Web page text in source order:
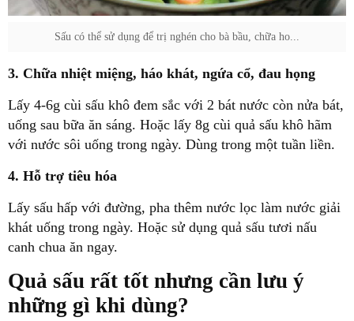
Sấu có thể sử dụng để trị nghén cho bà bầu, chữa ho...
3. Chữa nhiệt miệng, háo khát, ngứa cổ, đau họng
Lấy 4-6g cùi sấu khô đem sắc với 2 bát nước còn nửa bát,
uống sau bữa ăn sáng. Hoặc lấy 8g cùi quả sấu khô hãm
với nước sôi uống trong ngày. Dùng trong một tuần liền.
4. Hỗ trợ tiêu hóa
Lấy sấu hấp với đường, pha thêm nước lọc làm nước giải
khát uống trong ngày. Hoặc sử dụng quả sấu tươi nấu
canh chua ăn ngay.
Quả sấu rất tốt nhưng cần lưu ý
những gì khi dùng?